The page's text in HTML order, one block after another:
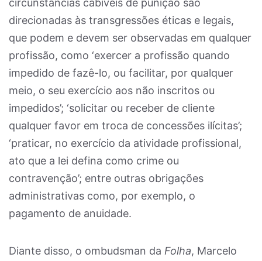
circunstâncias cabíveis de punição são
direcionadas às transgressões éticas e legais,
que podem e devem ser observadas em qualquer
profissão, como ‘exercer a profissão quando
impedido de fazê-lo, ou facilitar, por qualquer
meio, o seu exercício aos não inscritos ou
impedidos’; ‘solicitar ou receber de cliente
qualquer favor em troca de concessões ilícitas’;
‘praticar, no exercício da atividade profissional,
ato que a lei defina como crime ou
contravenção’; entre outras obrigações
administrativas como, por exemplo, o
pagamento de anuidade.
Diante disso, o ombudsman da Folha, Marcelo